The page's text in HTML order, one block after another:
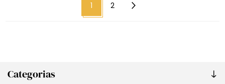
Categorias
1 2